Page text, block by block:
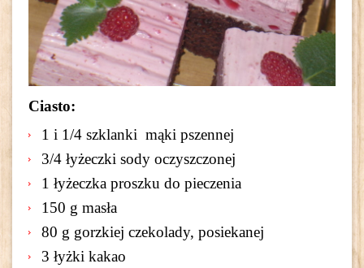
Ciasto:
1 i 1/4 szklanki mąki pszennej
3/4 łyżeczki sody oczyszczonej
1 łyżeczka proszku do pieczenia
150 g masła
80 g gorzkiej czekolady, posiekanej
3 łyżki kakao